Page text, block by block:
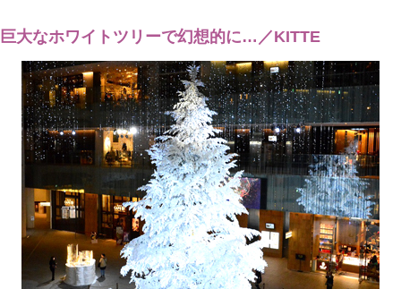
巨大なホワイトツリーで幻想的に…／KITTE